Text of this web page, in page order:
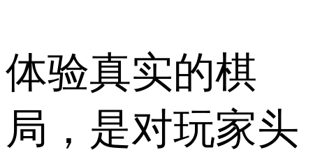
体验真实的棋
局，是对玩家头